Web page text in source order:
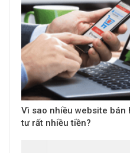
Vì sao nhiều website bán
tư rất nhiều tiền?